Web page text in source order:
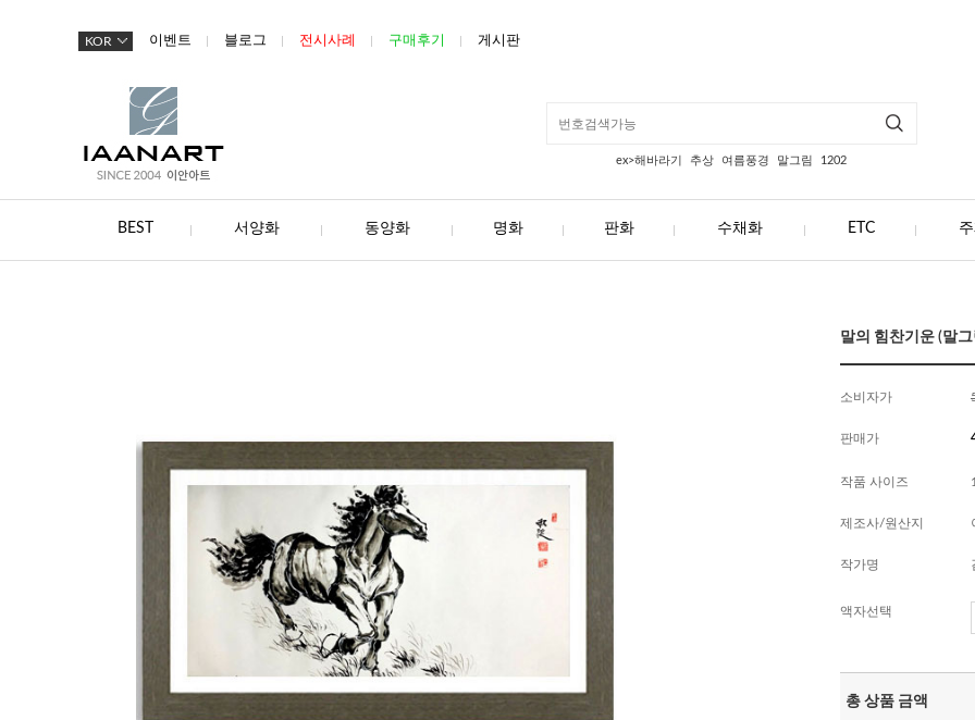
KOR 이벤트 블로그 전시사례 구매후기 게시판
ex>해바라기 추상 여름풍경 말그림 1202
BEST 서양화 동양화 명화 판화 수채화 ETC
말의 힘찬기운 (말
소비자가
판매가
작품 사이즈
제조사/원산지
작가명
액자선택
총 상품 금액